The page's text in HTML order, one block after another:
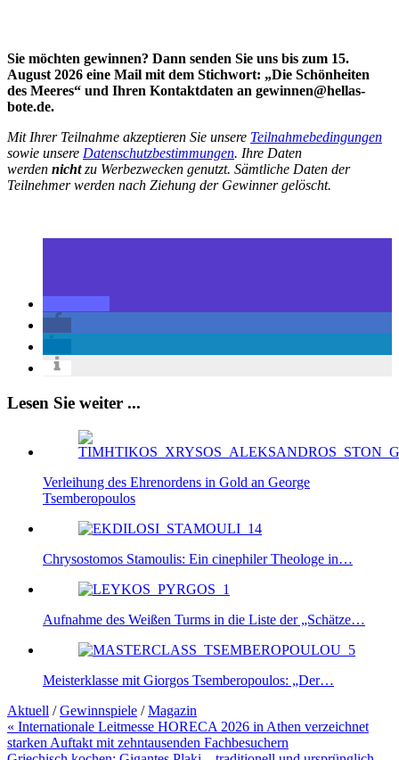
Sie möchten gewinnen? Dann senden Sie uns bis zum 15.
August 2026 eine Mail mit dem Stichwort: „Die Schönheiten
des Meeres“ und Ihren Kontaktdaten an gewinnen@hellas-
bote.de.
Mit Ihrer Teilnahme akzeptieren Sie unsere Teilnahmebedingungen
sowie unsere Datenschutzbestimmungen. Ihre Daten
werden nichtzu Werbezwecken genutzt. Sämtliche Daten der
Teilnehmer werden nach Ziehung der Gewinner gelöscht.
Lesen Sie weiter ...
Verleihung des Ehrenordens in Gold an George
Tsemberopoulos
Chrysostomos Stamoulis: Ein cinephiler Theologe in…
Aufnahme des Weißen Turms in die Liste der „Schätze…
Meisterklasse mit Giorgos Tsemberopoulos: „Der…
Aktuell /Gewinnspiele /Magazin
Beitragsnavigation
« Internationale Leitmesse HORECA 2026 in Athen verzeichnet
starken Auftakt mit zehntausenden Fachbesuchern